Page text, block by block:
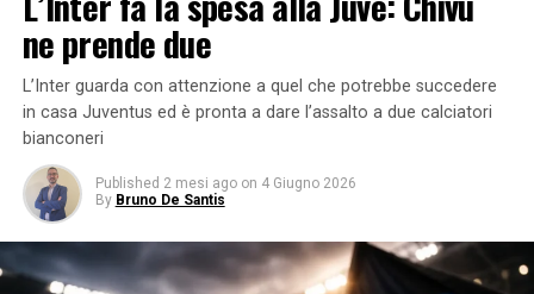
ne prende due
L’Inter guarda con attenzione a quel che potrebbe succedere
in casa Juventus ed è pronta a dare l’assalto a due calciatori
bianconeri
Published 2 mesi ago on 4 Giugno 2026
By Bruno De Santis